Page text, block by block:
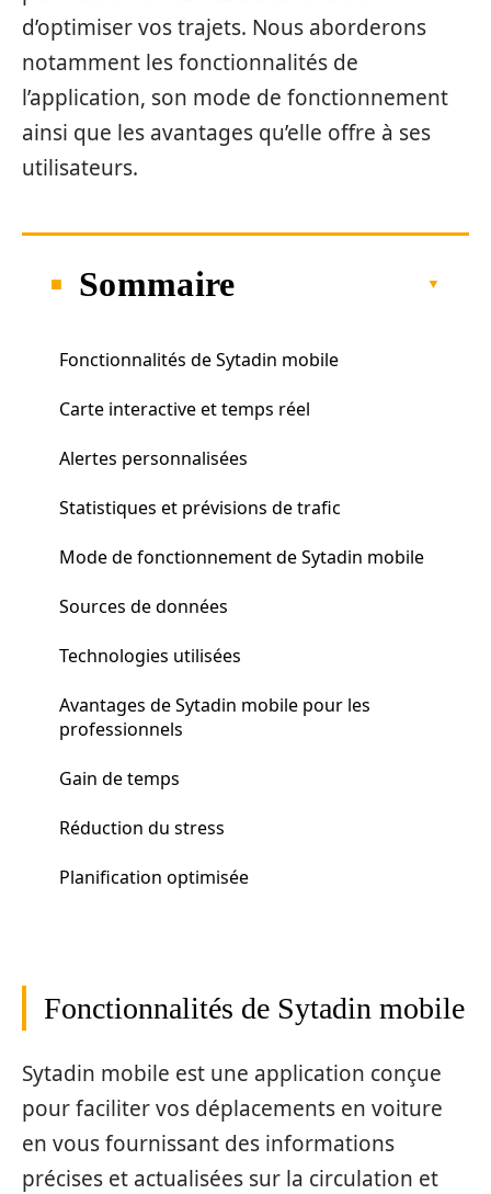
d’optimiser vos trajets. Nous aborderons
notamment les fonctionnalités de
l’application, son mode de fonctionnement
ainsi que les avantages qu’elle offre à ses
utilisateurs.
Sommaire
Fonctionnalités de Sytadin mobile
Carte interactive et temps réel
Alertes personnalisées
Statistiques et prévisions de trafic
Mode de fonctionnement de Sytadin mobile
Sources de données
Technologies utilisées
Avantages de Sytadin mobile pour les
professionnels
Gain de temps
Réduction du stress
Planification optimisée
Fonctionnalités de Sytadin mobile
Sytadin mobile est une application conçue
pour faciliter vos déplacements en voiture
en vous fournissant des informations
précises et actualisées sur la circulation et